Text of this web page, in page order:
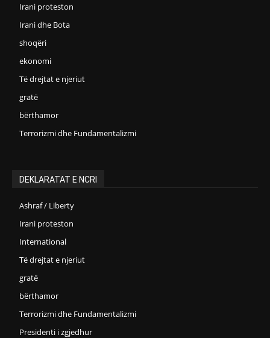
Irani proteston
Irani dhe Bota
shoqëri
ekonomi
Të drejtat e njeriut
gratë
bërthamor
Terrorizmi dhe Fundamentalizmi
DEKLARATAT E NCRI
Ashraf / Liberty
Irani proteston
International
Të drejtat e njeriut
gratë
bërthamor
Terrorizmi dhe Fundamentalizmi
Presidenti i zgjedhur